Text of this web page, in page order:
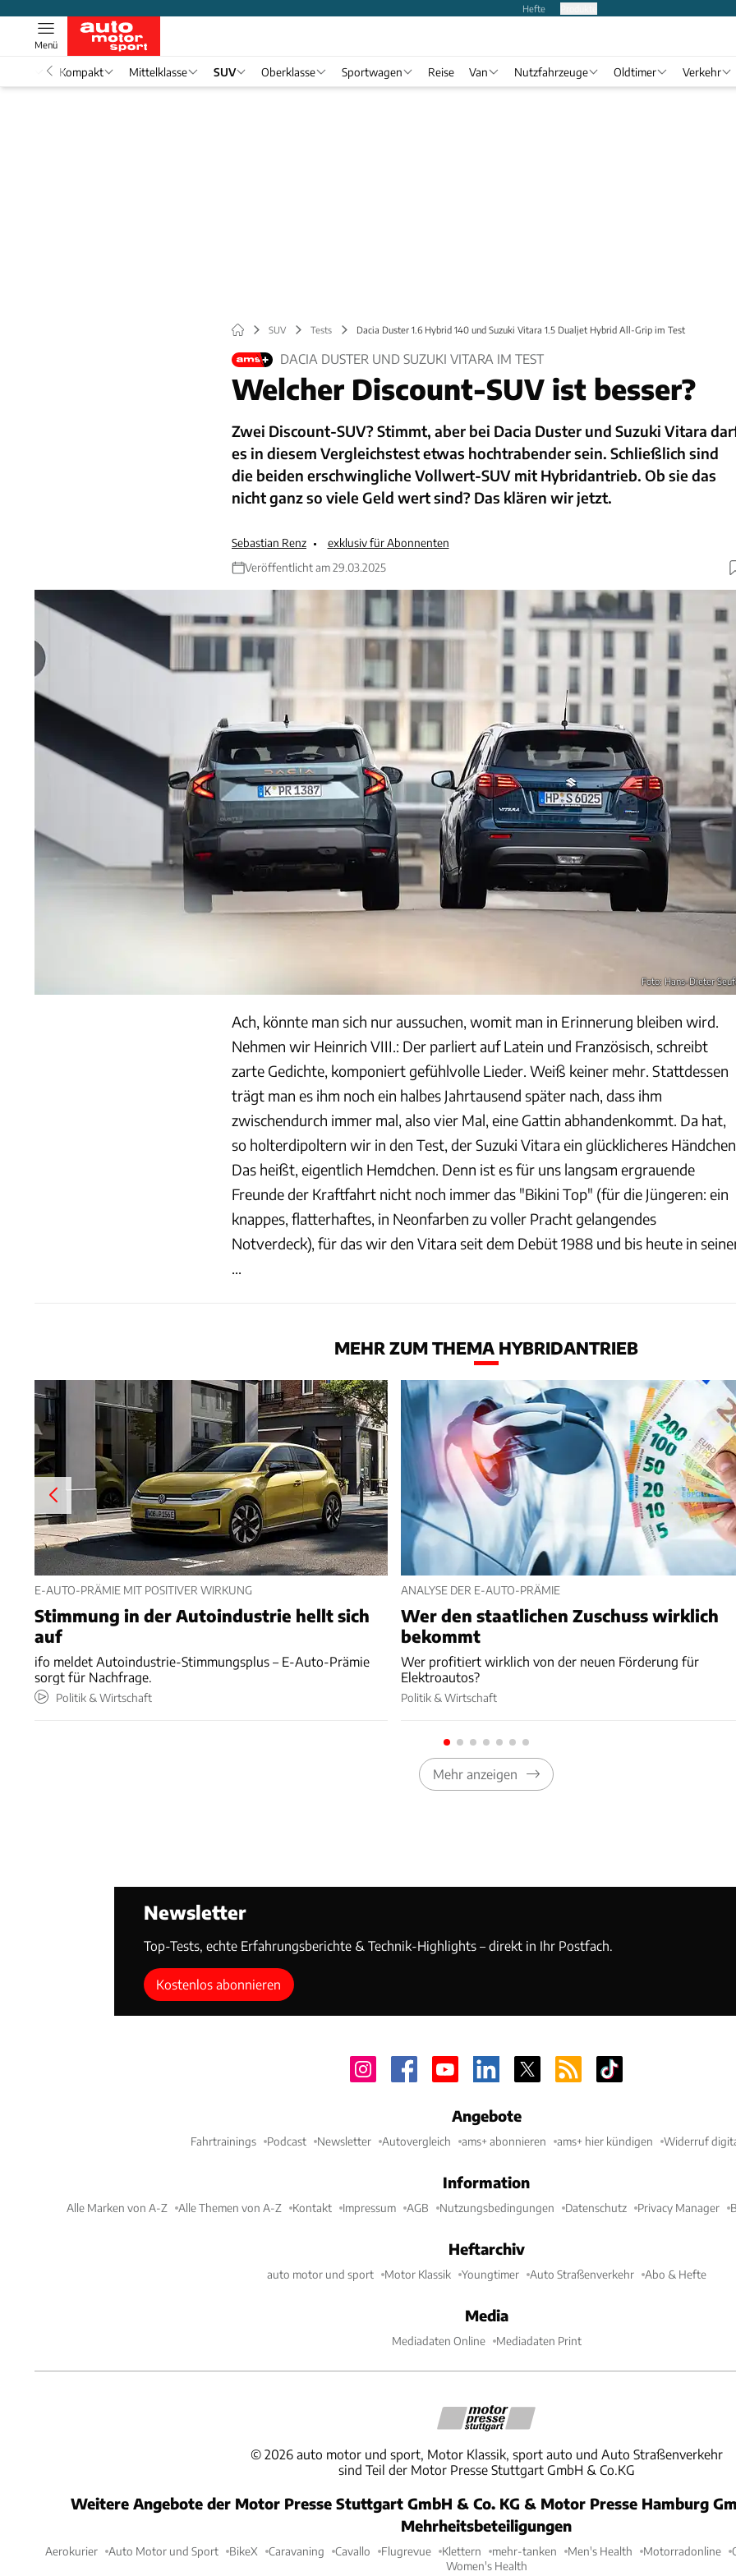
Hefte
Menü
Kompakt Mittelklasse SUV Oberklasse Sportwagen Reise Van Nutzfahrzeuge Oldtimer Verkehr
SUV Tests Dacia Duster 1.6 Hybrid 140 und Suzuki Vitara 1.5 Dualjet Hybrid All-Grip im Test
DACIA DUSTER UND SUZUKI VITARA IM TEST
Welcher Discount-SUV ist besser?
Zwei Discount-SUV? Stimmt, aber bei Dacia Duster und Suzuki Vitara
es in diesem Vergleichstest etwas hochtrabender sein. Schließlich sind
die beiden erschwingliche Vollwert-SUV mit Hybridantrieb. Ob sie das
nicht ganz so viele Geld wert sind? Das klären wir jetzt.
Sebastian Renz
exklusiv für Abonnenten
Veröffentlicht am 29.03.2025
Foto: Hans-Dieter
Ach, könnte man sich nur aussuchen, womit man in Erinnerung bleiben wird.
Nehmen wir Heinrich VIII.: Der parliert auf Latein und Französisch, schreibt
zarte Gedichte, komponiert gefühlvolle Lieder. Weiß keiner mehr. Stattdessen
trägt man es ihm noch ein halbes Jahrtausend später nach, dass ihm
zwischendurch immer mal, also vier Mal, eine Gattin abhandenkommt. Da hat,
so holterdipoltern wir in den Test, der Suzuki Vitara ein glücklicheres
Das heißt, eigentlich Hemdchen. Denn ist es für uns langsam ergrauende
Freunde der Kraftfahrt nicht noch immer das "Bikini Top" (für die Jüngeren: ein
knappes, flatterhaftes, in Neonfarben zu voller Pracht gelangendes
Notverdeck), für das wir den Vitara seit dem Debüt 1988 und bis heute in
...
MEHR ZUM THEMA HYBRIDANTRIEB
E-AUTO-PRÄMIE MIT POSITIVER WIRKUNG
Stimmung in der Autoindustrie hellt sich
auf
ifo meldet Autoindustrie-Stimmungsplus – E-Auto-Prämie
sorgt für Nachfrage.
Politik & Wirtschaft
ANALYSE DER E-AUTO-PRÄMIE
Wer den staatlichen Zuschuss wirklich
bekommt
Wer profitiert wirklich von der neuen Förderung für
Elektroautos?
Politik & Wirtschaft
Mehr anzeigen
Newsletter
Top-Tests, echte Erfahrungsberichte & Technik-Highlights – direkt in Ihr Postfach.
Kostenlos abonnieren
Angebote
Fahrtrainings Podcast Newsletter Autovergleich ams+ abonnieren ams+ hier kündigen Widerruf
Information
Alle Marken von A-Z Alle Themen von A-Z Kontakt Impressum AGB Nutzungsbedingungen Datenschutz Privacy Manager
Heftarchiv
auto motor und sport Motor Klassik Youngtimer Auto Straßenverkehr Abo & Hefte
Media
Mediadaten Online Mediadaten Print
© 2026 auto motor und sport, Motor Klassik, sport auto und Auto Straßenverkehr
sind Teil der Motor Presse Stuttgart GmbH & Co.KG
Weitere Angebote der Motor Presse Stuttgart GmbH & Co. KG & Motor Presse Hamburg
Mehrheitsbeteiligungen
Aerokurier Auto Motor und Sport BikeX Caravaning Cavallo Flugrevue Klettern mehr-tanken Men's Health Motorradonline
Women's Health